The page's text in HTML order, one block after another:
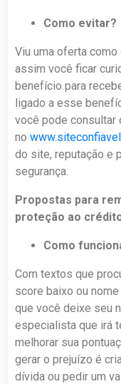
Como evitar?
Viu uma oferta
assim você ficar
benefício para
ligado a esse
você pode consultar
no
do site, reputação e
segurança.
Propostas para
proteção ao
Como
Com textos que
score baixo ou
que você deixe seu
especialista que irá
melhorar sua
gerar o prejuízo é
dívida ou pedir um